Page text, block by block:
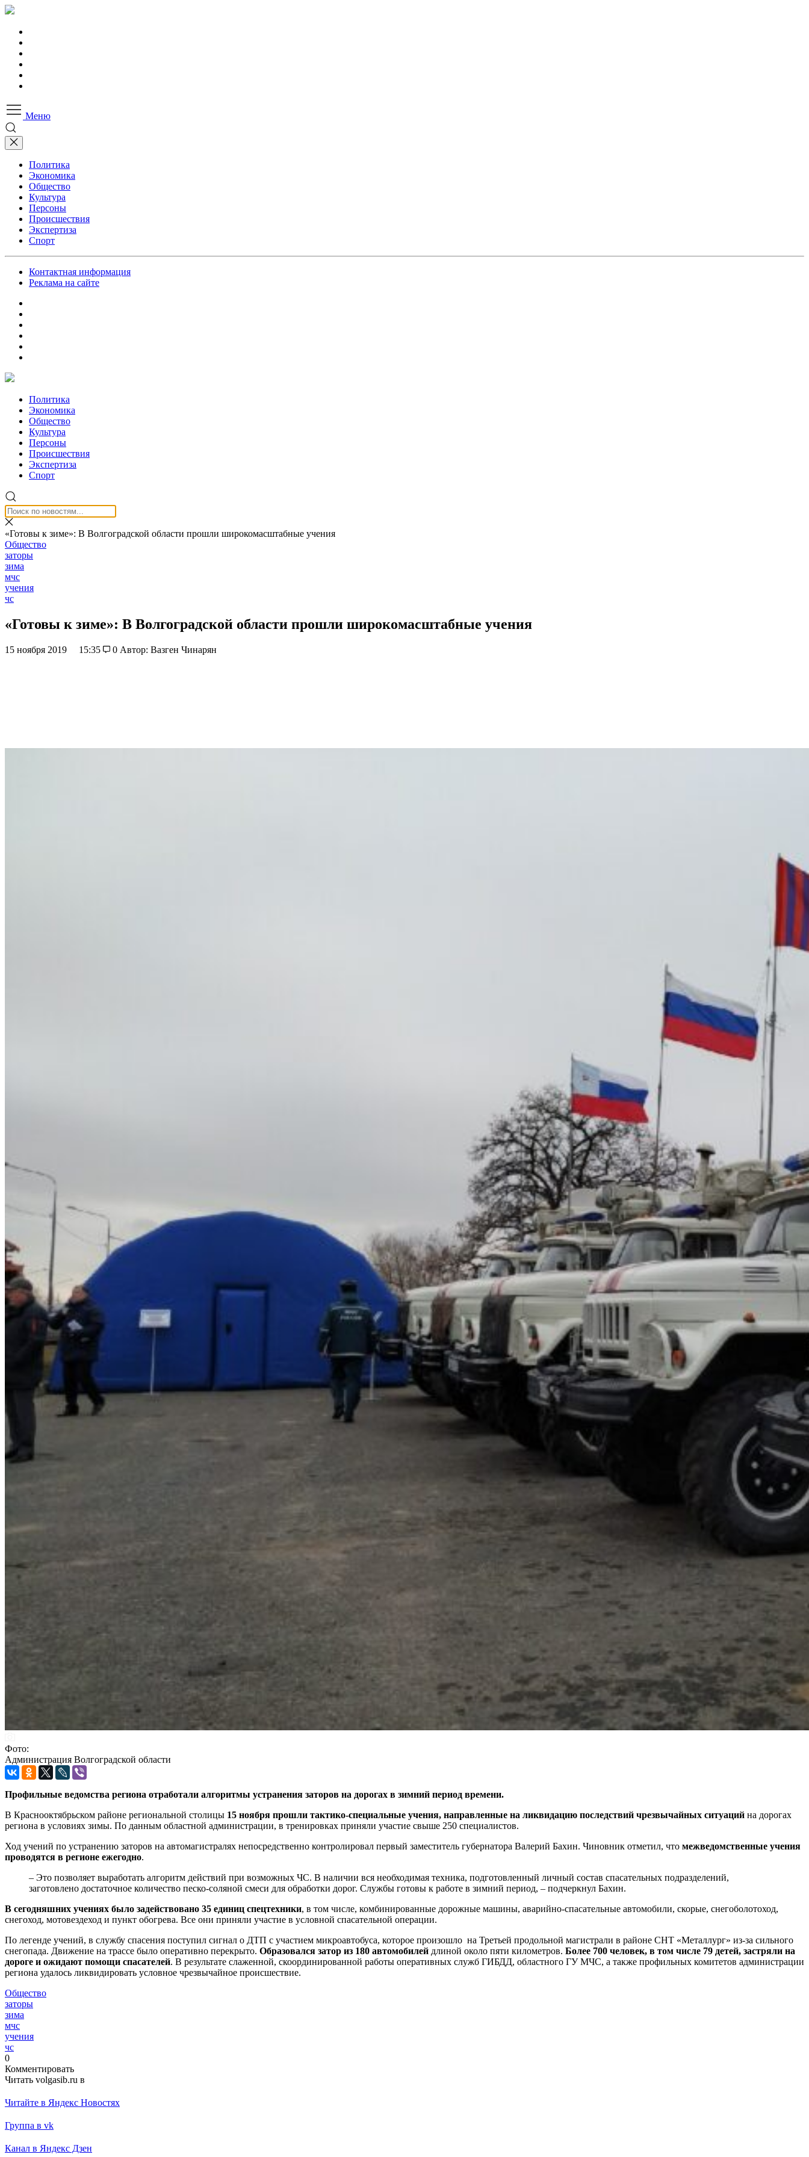
Меню
Политика
Экономика
Общество
Культура
Персоны
Происшествия
Экспертиза
Спорт
Контактная информация
Реклама на сайте
Политика
Экономика
Общество
Культура
Персоны
Происшествия
Экспертиза
Спорт
«Готовы к зиме»: В Волгоградской области прошли широкомасштабные учения
Общество
заторы
зима
мчс
учения
чс
«Готовы к зиме»: В Волгоградской области прошли широкомасштабные учения
15 ноября 2019 15:35 0 Автор: Вазген Чинарян
Фото:
Администрация Волгоградской области
Профильные ведомства региона отработали алгоритмы устранения заторов на дорогах в зимний период времени.
В Краснооктябрьском районе региональной столицы 15 ноября прошли тактико-специальные учения, направленные на ликвидацию последствий чрезвычайных ситуаций на дорогах
региона в условиях зимы. По данным областной администрации, в тренировках приняли участие свыше 250 специалистов.
Ход учений по устранению заторов на автомагистралях непосредственно контролировал первый заместитель губернатора Валерий Бахин. Чиновник отметил, что межведомственные учения
проводятся в регионе ежегодно.
– Это позволяет выработать алгоритм действий при возможных ЧС. В наличии вся необходимая техника, подготовленный личный состав спасательных подразделений,
заготовлено достаточное количество песко-соляной смеси для обработки дорог. Службы готовы к работе в зимний период, – подчеркнул Бахин.
В сегодняшних учениях было задействовано 35 единиц спецтехники, в том числе, комбинированные дорожные машины, аварийно-спасательные автомобили, скорые, снегоболотоход,
снегоход, мотовездеход и пункт обогрева. Все они приняли участие в условной спасательной операции.
По легенде учений, в службу спасения поступил сигнал о ДТП с участием микроавтобуса, которое произошло на Третьей продольной магистрали в районе СНТ «Металлург» из-за сильного
снегопада. Движение на трассе было оперативно перекрыто. Образовался затор из 180 автомобилей длиной около пяти километров. Более 700 человек, в том числе 79 детей, застряли на
дороге и ожидают помощи спасателей. В результате слаженной, скоординированной работы оперативных служб ГИБДД, областного ГУ МЧС, а также профильных комитетов администрации
региона удалось ликвидировать условное чрезвычайное происшествие.
Общество
заторы
зима
мчс
учения
чс
0
Комментировать
Читать volgasib.ru в
Читайте в Яндекс Новостях
Группа в vk
Канал в Яндекс Дзен